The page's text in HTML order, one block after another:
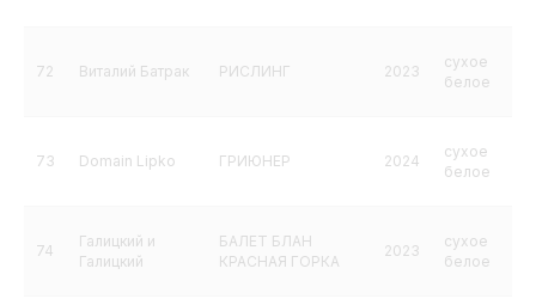
72 Виталий Батрак РИСЛИНГ 2023
сухое
белое
73 Domain Lipko ГРИЮНЕР 2024
сухое
белое
74
Галицкий и
Галицкий
БАЛЕТ БЛАН
КРАСНАЯ ГОРКА
2023
сухое
белое